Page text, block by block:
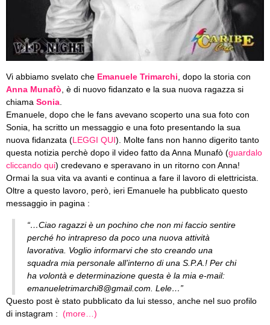
Vi abbiamo svelato che Emanuele Trimarchi, dopo la storia con
Anna Munafò, è di nuovo fidanzato e la sua nuova ragazza si
chiama Sonia.
Emanuele, dopo che le fans avevano scoperto una sua foto con
Sonia, ha scritto un messaggio e una foto presentando la sua
nuova fidanzata (LEGGI QUI). Molte fans non hanno digerito tanto
questa notizia perchè dopo il video fatto da Anna Munafò (guardalo
cliccando qui) credevano e speravano in un ritorno con Anna!
Ormai la sua vita va avanti e continua a fare il lavoro di elettricista.
Oltre a questo lavoro, però, ieri Emanuele ha pubblicato questo
messaggio in pagina :
“…Ciao ragazzi è un pochino che non mi faccio sentire
perché ho intrapreso da poco una nuova attività
lavorativa. Voglio informarvi che sto creando una
squadra mia personale all’interno di una S.P.A.! Per chi
ha volontà e determinazione questa è la mia e-mail:
emanueletrimarchi8@gmail.com. Lele…”
Questo post è stato pubblicato da lui stesso, anche nel suo profilo
di instagram : (more…)